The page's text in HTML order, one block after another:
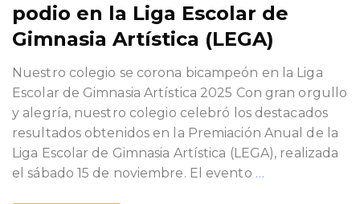
podio en la Liga Escolar de
Gimnasia Artística (LEGA)
Nuestro colegio se corona bicampeón en la Liga
Escolar de Gimnasia Artística 2025 Con gran orgullo
y alegría, nuestro colegio celebró los destacados
resultados obtenidos en la Premiación Anual de la
Liga Escolar de Gimnasia Artística (LEGA), realizada
el sábado 15 de noviembre. El evento …